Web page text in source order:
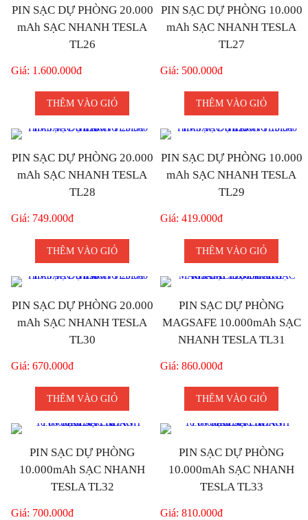
PIN SẠC DỰ PHÒNG 20.000
mAh SẠC NHANH TESLA
TL26
Giá: 1.600.000đ
THÊM VÀO GIỎ
PIN SẠC DỰ PHÒNG 10.000
mAh SẠC NHANH TESLA
TL27
Giá: 500.000đ
THÊM VÀO GIỎ
PIN SẠC DỰ PHÒNG 20.000
mAh SẠC NHANH TESLA
TL28
Giá: 749.000đ
THÊM VÀO GIỎ
PIN SẠC DỰ PHÒNG 10.000
mAh SẠC NHANH TESLA
TL29
Giá: 419.000đ
THÊM VÀO GIỎ
PIN SẠC DỰ PHÒNG 20.000
mAh SẠC NHANH TESLA
TL30
Giá: 670.000đ
THÊM VÀO GIỎ
PIN SẠC DỰ PHÒNG
MAGSAFE 10.000mAh SẠC
NHANH TESLA TL31
Giá: 860.000đ
THÊM VÀO GIỎ
PIN SẠC DỰ PHÒNG
10.000mAh SẠC NHANH
TESLA TL32
Giá: 700.000đ
PIN SẠC DỰ PHÒNG
10.000mAh SẠC NHANH
TESLA TL33
Giá: 810.000đ